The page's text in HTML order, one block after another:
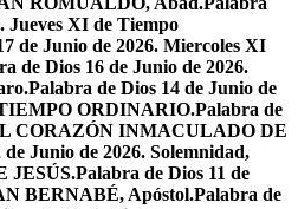
Jueves XI de Tiempo
de Junio de 2026. Miercoles XI
de Dios 16 de Junio de 2026.
Palabra de Dios 14 de Junio de
ORDINARIO.Palabra de
CORAZÓN INMACULADO DE
Junio de 2026. Solemnidad,
JESÚS.Palabra de Dios 11 de
BERNABÉ, Apóstol.Palabra de